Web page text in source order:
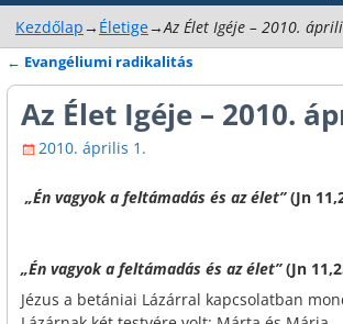
Kezdőlap→ Életige→Az Élet Igéje – 2010.
Bejegyzés navigáció
← Evangéliumi radikalitás
Az Élet Igéje – 2010.
2010. április 1.
„Én vagyok a feltámadás és az élet”(Jn
„Én vagyok a feltámadás és az élet”(Jn
Jézus a betániai Lázárral kapcsolatban